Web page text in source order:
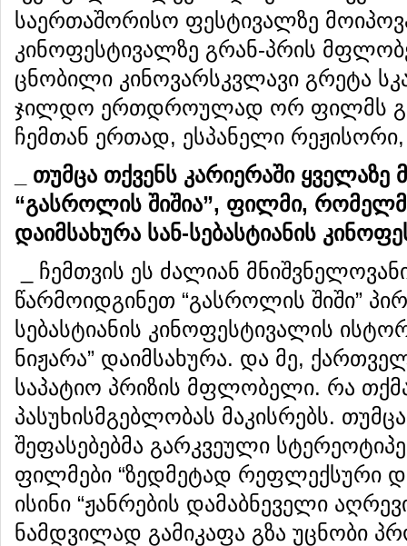
საერთაშორისო ფესტივალზე
კინოფესტივალზე გრან-პრის
ცნობილი კინოვარსკვლავი გრეტა
ჯილდო ერთდროულად ორ ფილმს
ჩემთან ერთად, ესპანელი
_ თუმცა თქვენს კარიერაში ყველაზე
“გასროლის შიშია”, ფილმი,
დაიმსახურა სან-სებასტიანის
_ ჩემთვის ეს ძალიან
წარმოიდგინეთ “გასროლის შიში”
სებასტიანის კინოფესტივალის
ნიჟარა” დაიმსახურა. და მე,
საპატიო პრიზის მფლობელი. რა
პასუხისმგებლობას მაკისრებს.
შეფასებებმა გარკვეული
ფილმები “ზედმეტად რეფლექსური
ისინი “ჟანრების დამაბნეველი
ნამდვილად გამიკაფა გზა უცნობი